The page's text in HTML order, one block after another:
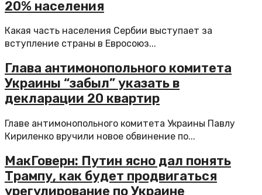
20% населения
Какая часть населения Сербии выступает за
вступление страны в Евросоюз...
Глава антимонопольного комитета
Украины “забыл” указать в
декларации 20 квартир
Главе антимонопольного комитета Украины Павлу
Кириленко вручили новое обвинение по...
МакГоверн: Путин ясно дал понять
Трампу, как будет продвигаться
урегулирование по Украине